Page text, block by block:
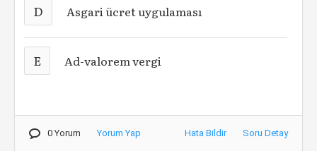
D Asgari ücret uygulaması
E Ad-valorem vergi
0 Yorum Yorum Yap Hata Bildir Soru Detay